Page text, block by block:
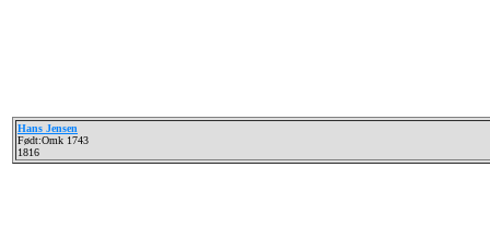
Hans Jensen
Født:Omk 1743
1816